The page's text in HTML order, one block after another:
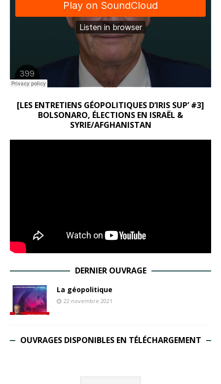
[LES ENTRETIENS GÉOPOLITIQUES D’IRIS SUP’ #3]
BOLSONARO, ÉLECTIONS EN ISRAËL &
SYRIE/AFGHANISTAN
DERNIER OUVRAGE
La géopolitique
22 novembre 2021
OUVRAGES DISPONIBLES EN TÉLÉCHARGEMENT